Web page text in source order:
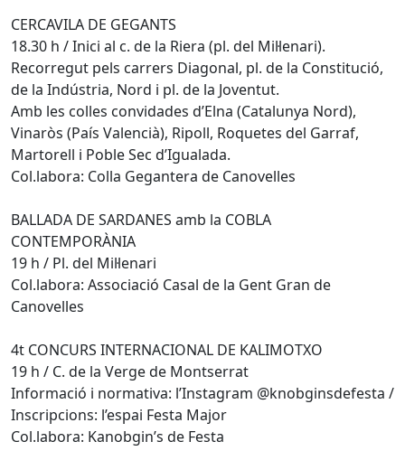
CERCAVILA DE GEGANTS
18.30 h / Inici al c. de la Riera (pl. del Mil·lenari).
Recorregut pels carrers Diagonal, pl. de la Constitució,
de la Indústria, Nord i pl. de la Joventut.
Amb les colles convidades d’Elna (Catalunya Nord),
Vinaròs (País Valencià), Ripoll, Roquetes del Garraf,
Martorell i Poble Sec d’Igualada.
Col.labora: Colla Gegantera de Canovelles
BALLADA DE SARDANES amb la COBLA
CONTEMPORÀNIA
19 h / Pl. del Mil·lenari
Col.labora: Associació Casal de la Gent Gran de
Canovelles
4t CONCURS INTERNACIONAL DE KALIMOTXO
19 h / C. de la Verge de Montserrat
Informació i normativa: l’Instagram @knobginsdefesta /
Inscripcions: l’espai Festa Major
Col.labora: Kanobgin’s de Festa